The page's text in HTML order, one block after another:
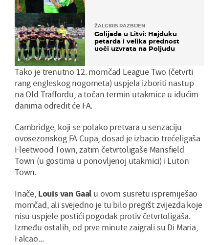
ŽALGIRIS RAZBIJEN
Golijada u Litvi: Hajduku
petarda i velika prednost
uoči uzvrata na Poljudu
Tako je trenutno 12. momčad League Two (četvrti
rang engleskog nogometa) uspjela izboriti nastup
na Old Traffordu, a točan termin utakmice u idućim
danima odredit će FA.
Cambridge, koji se polako pretvara u senzaciju
ovosezonskog FA Cupa, dosad je izbacio trećeligaša
Fleetwood Town, zatim četvrtoligaše Mansfield
Town (u gostima u ponovljenoj utakmici) i Luton
Town.
Inače, Louis van Gaal u ovom susretu ispremiješao
momčad, ali svejedno je tu bilo pregršt zvijezda koje
nisu uspjele postići pogodak protiv četvrtoligaša.
Između ostalih, od prve minute zaigrali su Di Maria,
Falcao...